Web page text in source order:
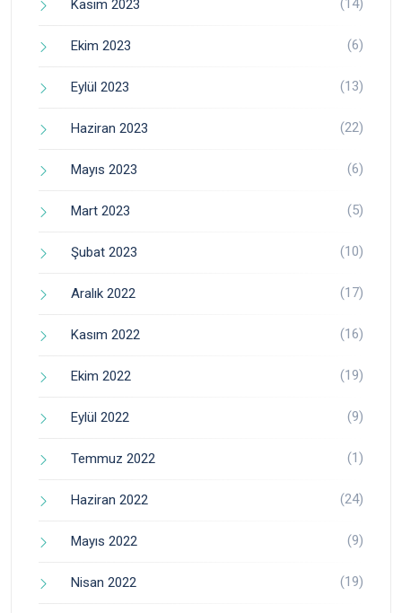
Kasım 2023 (14)
Ekim 2023 (6)
Eylül 2023 (13)
Haziran 2023 (22)
Mayıs 2023 (6)
Mart 2023 (5)
Şubat 2023 (10)
Aralık 2022 (17)
Kasım 2022 (16)
Ekim 2022 (19)
Eylül 2022 (9)
Temmuz 2022 (1)
Haziran 2022 (24)
Mayıs 2022 (9)
Nisan 2022 (19)